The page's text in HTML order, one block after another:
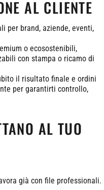
AL CLIENTE
per brand, aziende, eventi,
o ecosostenibili,
con stampa o ricamo di
il risultato finale e ordini
per garantirti controllo,
AL TUO
già con file professionali.